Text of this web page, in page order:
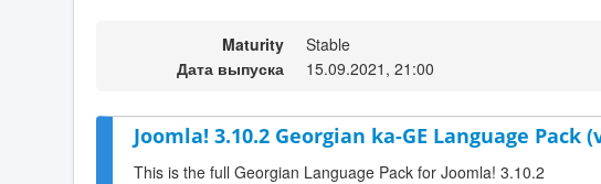
Maturity
Stable
Дата выпуска
15.09.2021, 21:00
Joomla! 3.10.2 Georgian ka-GE Language Pack
This is the full Georgian Language Pack for Joomla! 3.10.2